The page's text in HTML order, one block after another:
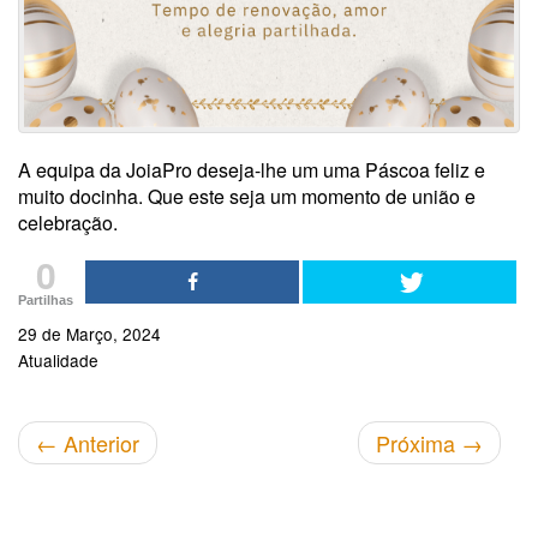
A equipa da JoiaPro deseja-lhe um uma Páscoa feliz e
muito docinha. Que este seja um momento de união e
celebração.
0
Partilhas
29 de Março, 2024
Atualidade
← Anterior Próxima →